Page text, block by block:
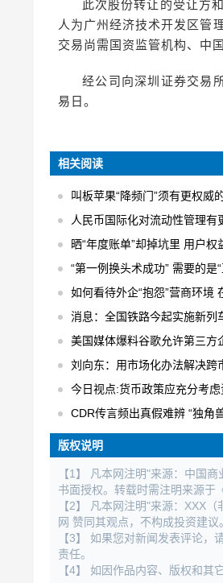
此次股份转让的受让方
人为广州经济技术开发区管
交易尚需国资监管机构、中
经公司向深圳证券交易
易日。
相关阅读
叫板苹果“降频门”须有更权威
人民币国际化对流动性管理有
晒“年度账单”却掉坑里 用户权
“第一例换头术成功” 需要的是
如何看待外企“抱怨”营商环境
消息：全国铁路今起实施新列
美国媒体爆料谷歌允许第三方企业读取
刘向东：用市场化办法解决跨
今日视点:货币政策应充分考
CDR传言频出真假难辨 “独角
版权说明
【1】 凡本网注明"来源：中国
书面授权。转载时需注明来源于
【2】 凡本网注明"来源：XXX
网 赞同其观点，不构成投资建议。
【3】 如果您对新闻发表评论
责任。
【4】 如因作品内容、版权和其